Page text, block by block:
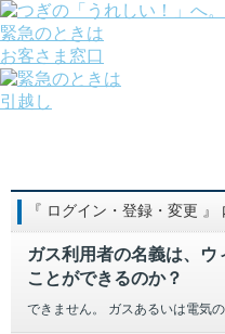
緊急のときは
お客さま窓口
引越し
ガス機器・設備
各種お手続き・サポート
課題から探す
業種から探す
機器から探す
ガス料金について
『 ログイン・登録・変更 』
ガス利用者の名義は、
ことができるのか？
できません。 ガスあるいは電気